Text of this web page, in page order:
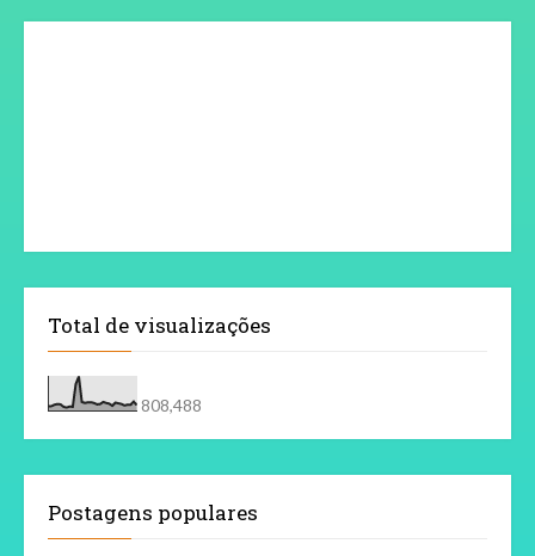
Total de visualizações
808,488
Postagens populares